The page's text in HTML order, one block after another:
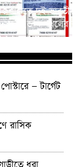
দুই
দখলের
— টার্গেট
রাসিক